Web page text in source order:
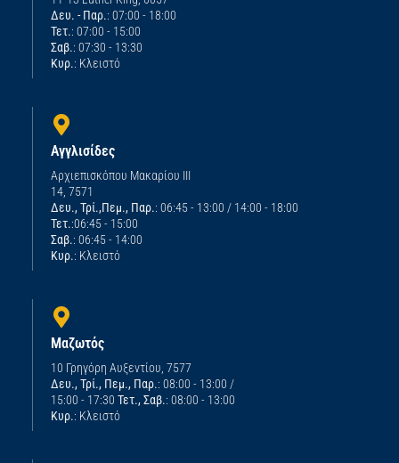
Δευ. - Παρ.: 07:00 - 18:00
Τετ.: 07:00 - 15:00
Σαβ.: 07:30 - 13:30
Κυρ.: Κλειστό
Αγγλισίδες
Αρχιεπισκόπου Μακαρίου ΙΙΙ
14, 7571
Δευ., Τρί.,Πεμ., Παρ.: 06:45 - 13:00 / 14:00 - 18:00
Τετ.:06:45 - 15:00
Σαβ.: 06:45 - 14:00
Κυρ.: Κλειστό
Μαζωτός
10 Γρηγόρη Αυξεντίου, 7577
Δευ., Τρί., Πεμ., Παρ.: 08:00 - 13:00 /
15:00 - 17:30 Τετ., Σαβ.: 08:00 - 13:00
Κυρ.: Κλειστό